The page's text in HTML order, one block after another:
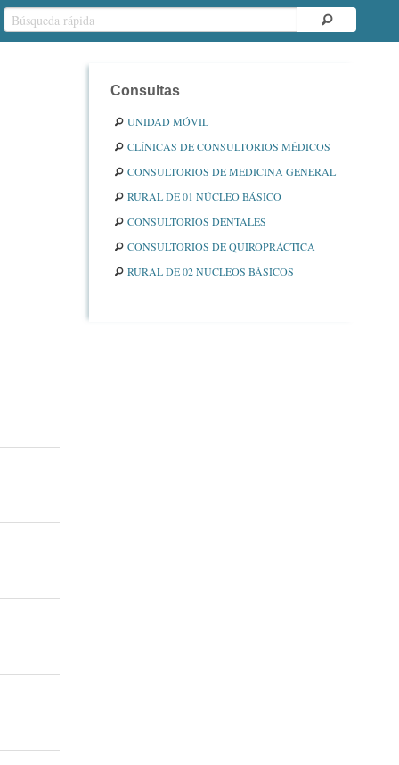
Consultas
UNIDAD MÓVIL
CLÍNICAS DE CONSULTORIOS MÉDICOS
CONSULTORIOS DE MEDICINA GENERAL
RURAL DE 01 NÚCLEO BÁSICO
CONSULTORIOS DENTALES
CONSULTORIOS DE QUIROPRÁCTICA
RURAL DE 02 NÚCLEOS BÁSICOS